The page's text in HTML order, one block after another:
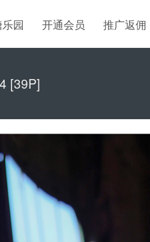
园 开通会员 推广返佣
[39P]